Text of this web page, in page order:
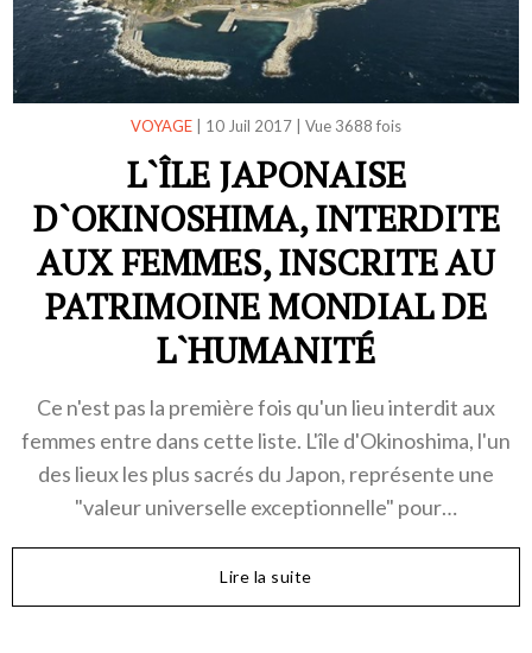
VOYAGE 10 Juil 2017 Vue 3688 fois
L`ÎLE JAPONAISE
D`OKINOSHIMA, INTERDITE
AUX FEMMES, INSCRITE AU
PATRIMOINE MONDIAL DE
L`HUMANITÉ
Ce n'est pas la première fois qu'un lieu interdit aux
femmes entre dans cette liste. L'île d'Okinoshima, l'un
des lieux les plus sacrés du Japon, représente une
"valeur universelle exceptionnelle" pour…
Lire la suite